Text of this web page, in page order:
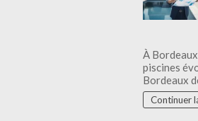
À
piscines
Bordeaux
Continuer